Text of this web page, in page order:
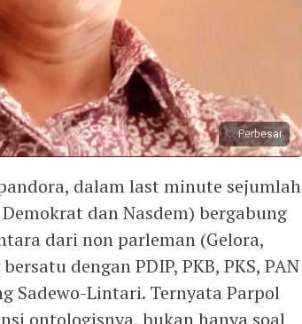
Perbesar
dalam last minute sejumlah
dan Nasdem) bergabung
dari non parleman (Gelora,
dengan PDIP, PKB, PKS, PAN
Sadewo-Lintari. Ternyata Parpol
ontologisnya, bukan hanya soal